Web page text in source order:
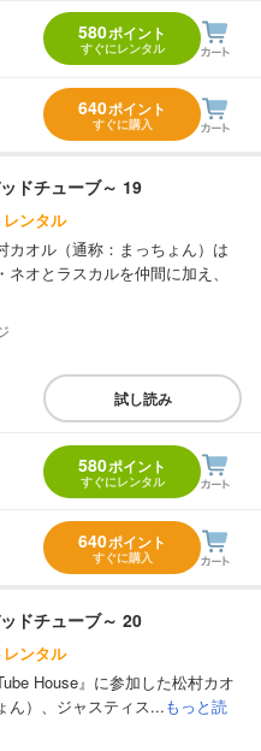
580ポイント
すぐにレンタル
640ポイント
すぐに購入
ドチューブ～ 19
ンタル
カオル（通称：まっちょん）は
オとラスカルを仲間に加え、
試し読み
580ポイント
すぐにレンタル
640ポイント
すぐに購入
ドチューブ～ 20
ンタル
House』に参加した松村カオ
ん）、ジャスティス...もっと読